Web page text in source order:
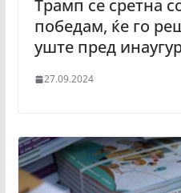
Трамп се сретна
победам, ќе го
уште пред
27.09.2024